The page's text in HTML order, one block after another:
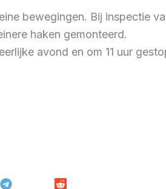
bewegingen. Bij inspectie
haken gemonteerd.
avond en om 11 uur